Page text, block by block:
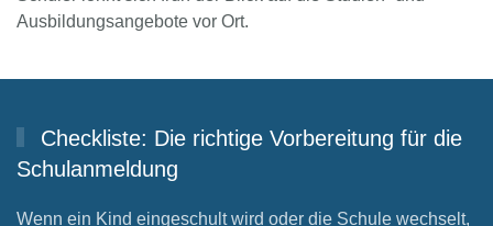
Ausbildungsangebote vor Ort.
Checkliste: Die richtige Vorbereitung für die
Schulanmeldung
Wenn ein Kind eingeschult wird oder die Schule wechselt,